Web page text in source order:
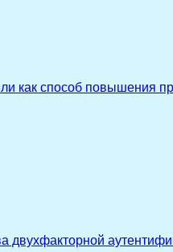
как способ повышения